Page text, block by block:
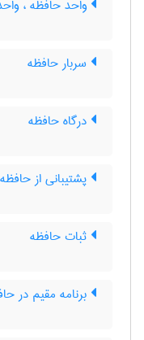
واحد حافظه ،
سربار حافظه
درگاه حافظه
پشتیبانی از
ثبات حافظه
برنامه مقیم در